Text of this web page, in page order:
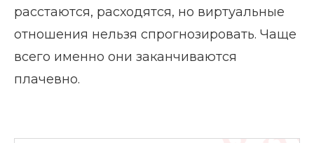
расстаются, расходятся, но виртуальные
отношения нельзя спрогнозировать. Чаще
всего именно они заканчиваются
плачевно.